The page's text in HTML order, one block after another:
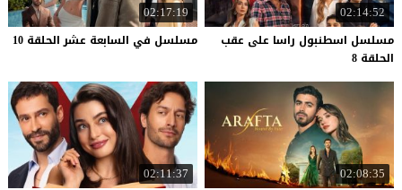
02:14:52
مسلسل اسطنبول راسا على عقب
الحلقة 8
02:17:19
مسلسل في السابعة عشر الحلقة 10
02:08:35
02:11:37